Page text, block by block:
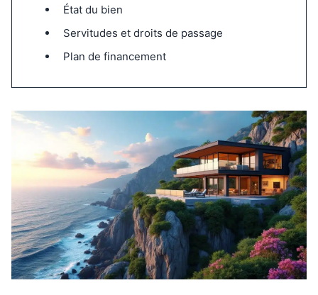
État du bien
Servitudes et droits de passage
Plan de financement